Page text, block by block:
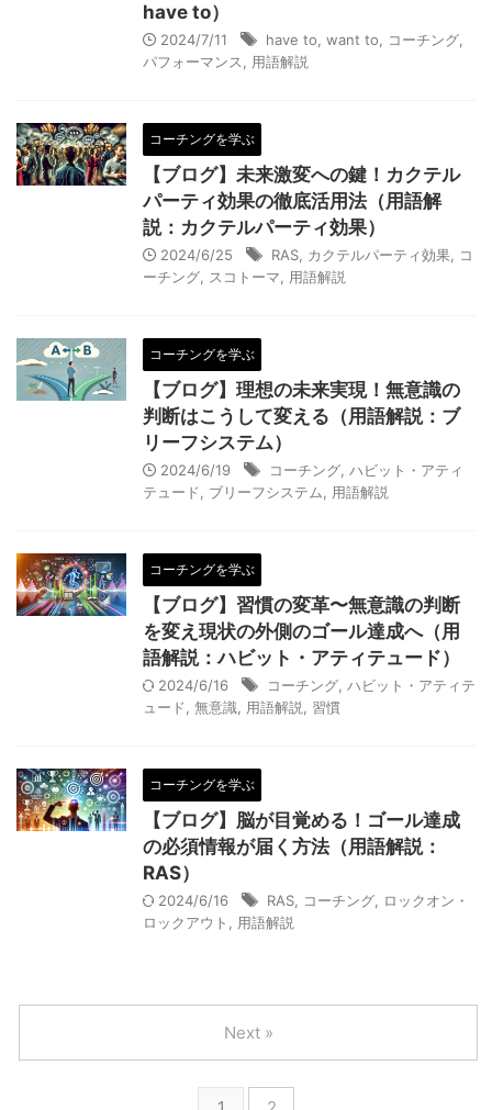
have to）
2024/7/11 have to want to コーチング
パフォーマンス
用語解説
コーチングを学ぶ
【ブログ】未来激変への鍵！カクテル
パーティ効果の徹底活用法（用語解
説：カクテルパーティ効果）
2024/6/25 RAS カクテルパーティ効果
コ
ーチング
スコトーマ 用語解説
コーチングを学ぶ
【ブログ】理想の未来実現！無意識の
判断はこうして変える（用語解説：ブ
リーフシステム）
2024/6/19 コーチング ハビット・アティ
テュード
ブリーフシステム 用語解説
コーチングを学ぶ
【ブログ】習慣の変革〜無意識の判断
を変え現状の外側のゴール達成へ（用
語解説：ハビット・アティテュード）
2024/6/16 コーチング ハビット・アティテ
ュード
無意識 用語解説 習慣
コーチングを学ぶ
【ブログ】脳が目覚める！ゴール達成
の必須情報が届く方法（用語解説：
RAS）
2024/6/16 RAS コーチング
ロックオン・
ロックアウト
用語解説
Next »